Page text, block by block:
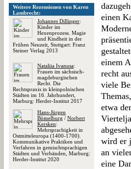
Weitere Rezensionen von Karen
Lambrecht:
Johannes Dillinger:
Kinder im
Hexenprozess. Magie
und Kindheit in der
Frühen Neuzeit, Stuttgart: Franz
Steiner Verlag 2013
Nataliia Ivanusa:
Frauen im sächsisch-
magdeburgischen
Recht. Die
Rechtspraxis in kleinpolnischen
Städten im 16. Jahrhundert,
Marburg: Herder-Institut 2017
Hans-Jürgen
Bömelburg / Norbert
Kersken:
Mehrsprachigkeit in
Ostmitteleuropa (1400-1700).
Kommunikative Praktiken und
Verfahren in gemischtsprachigen
Städten und Verbänden, Marburg:
Herder-Institut 2020
einen
einem
recht
viele
etwa
wird er
an
eine